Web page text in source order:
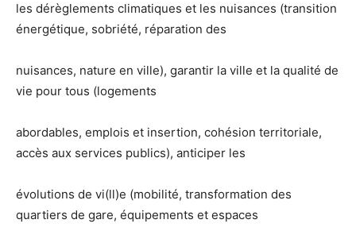
les dérèglements climatiques et les nuisances (transition
énergétique, sobriété, réparation des
nuisances, nature en ville), garantir la ville et la qualité de
vie pour tous (logements
abordables, emplois et insertion, cohésion territoriale,
accès aux services publics), anticiper les
évolutions de vi(ll)e (mobilité, transformation des
quartiers de gare, équipements et espaces